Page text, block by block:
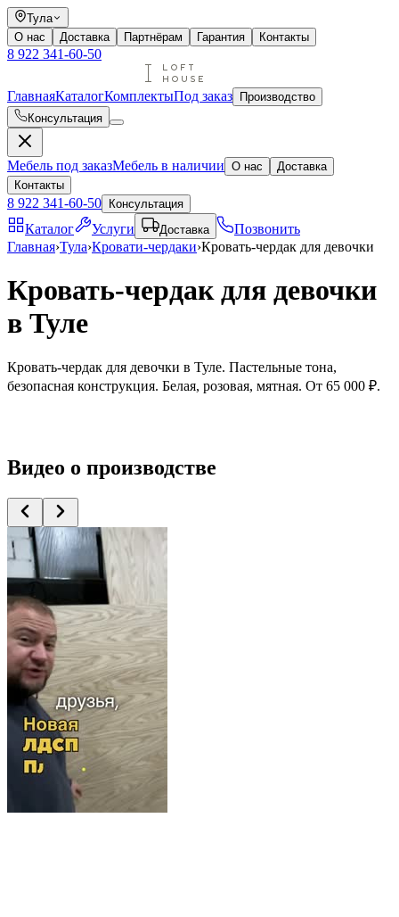
Тула
О нас
Доставка Партнёрам Гарантия Контакты
8 922 341-60-50
ГлавнаяКаталогКомплектыПод заказ
Производство
Консультация
Мебель под заказМебель в наличии О нас
Доставка
Контакты
8 922 341-60-50 Консультация
Каталог Услуги Доставка
Позвонить
Главная›Тула›Кровати-чердаки›Кровать-чердак для девочки
Кровать-чердак для девочки
в Туле
Кровать-чердак для девочки в Туле. Пастельные тона,
безопасная конструкция. Белая, розовая, мятная. От 65 000 ₽.
Видео о производстве